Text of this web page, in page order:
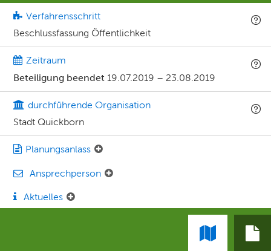
Verfahrensschritt
Beschlussfassung Öffentlichkeit
Zeitraum
Beteiligung beendet 19.07.2019 – 23.08.2019
durchführende Organisation
Stadt Quickborn
Planungsanlass
Ansprechperson
Aktuelles